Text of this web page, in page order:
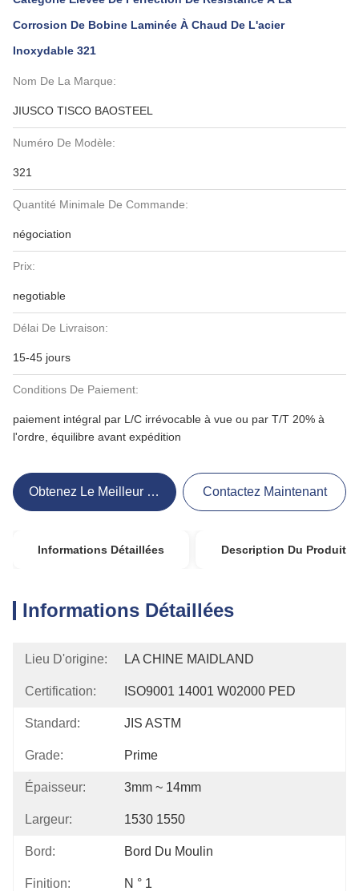
Corrosion De Bobine Laminée À Chaud De L'acier
Inoxydable 321
Nom De La Marque:
JIUSCO TISCO BAOSTEEL
Numéro De Modèle:
321
Quantité Minimale De Commande:
négociation
Prix:
negotiable
Délai De Livraison:
15-45 jours
Conditions De Paiement:
paiement intégral par L/C irrévocable à vue ou par T/T 20% à
l'ordre, équilibre avant expédition
Obtenez Le Meilleur Prix Contactez Maintenant
Informations Détaillées Description Du Produit
Informations Détaillées
Lieu D'origine: LA CHINE MAIDLAND
Certification: ISO9001 14001 W02000 PED
Standard: JIS ASTM
Grade: Prime
Épaisseur: 3mm ~ 14mm
Largeur: 1530 1550
Bord: Bord Du Moulin
Finition: N ° 1